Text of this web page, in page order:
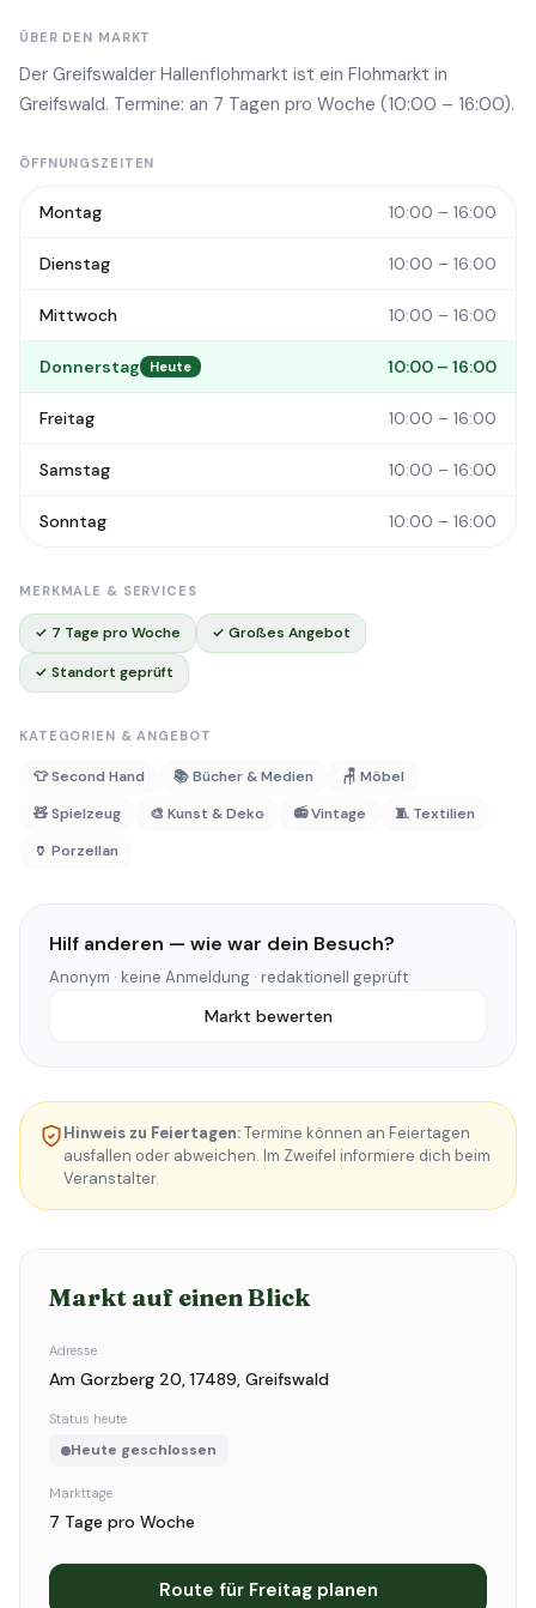
ÜBER DEN MARKT
Der Greifswalder Hallenflohmarkt ist ein Flohmarkt in
Greifswald. Termine: an 7 Tagen pro Woche (10:00 – 16:00).
ÖFFNUNGSZEITEN
Montag 10:00 – 16:00
Dienstag 10:00 – 16:00
Mittwoch 10:00 – 16:00
Donnerstag Heute 10:00 – 16:00
Freitag 10:00 – 16:00
Samstag 10:00 – 16:00
Sonntag 10:00 – 16:00
MERKMALE & SERVICES
✓ 7 Tage pro Woche ✓ Großes Angebot
✓ Standort geprüft
KATEGORIEN & ANGEBOT
👕 Second Hand 📚 Bücher & Medien
🪑 Möbel
🧸 Spielzeug
🎨 Kunst & Deko 📻 Vintage
🧵 Textilien
🏺 Porzellan
Hilf anderen — wie war dein Besuch?
Anonym · keine Anmeldung · redaktionell geprüft
Markt bewerten
Hinweis zu Feiertagen:Termine können an Feiertagen
ausfallen oder abweichen. Im Zweifel informiere dich beim
Veranstalter.
Markt auf einen Blick
Adresse
Am Gorzberg 20, 17489, Greifswald
Status heute
Heute geschlossen
Markttage
7 Tage pro Woche
Route für Freitag planen